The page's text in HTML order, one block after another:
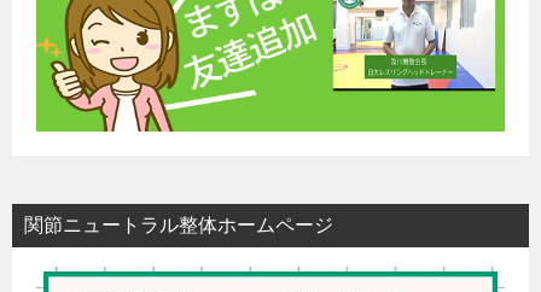
関節ニュートラル整体ホームページ